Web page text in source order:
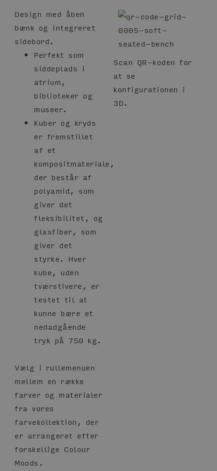
Design med åben
bænk og integreret
sidebord.
Perfekt som
siddeplads i
atrium,
biblioteker og
museer.
Kuber og kryds
er fremstillet
af et
kompositmateriale,
der består af
polyamid, som
giver det
fleksibilitet, og
glasfiber, som
giver det
styrke. Hver
kube, uden
tværstivere, er
testet til at
kunne bære et
nedadgående
tryk på 750 kg.
Vælg i rullemenuen
mellem en række
farver og materialer
fra vores
farvekollektion, der
er arrangeret efter
forskellige Colour
Moods.
Scan QR-koden for
at se
konfigurationen i
3D.